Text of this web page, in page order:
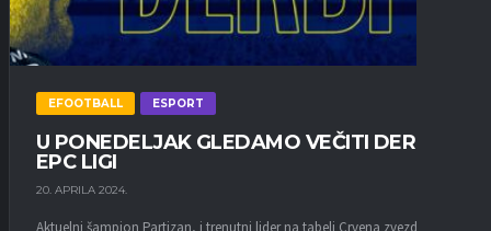
EFOOTBALL ESPORT
U PONEDELJAK GLEDAMO VEČITI DERBI U
EPC LIGI
20. APRILA 2024.
Aktuelni šampion Partizan, i trenutni lider na tabeli Crvena zvezda će